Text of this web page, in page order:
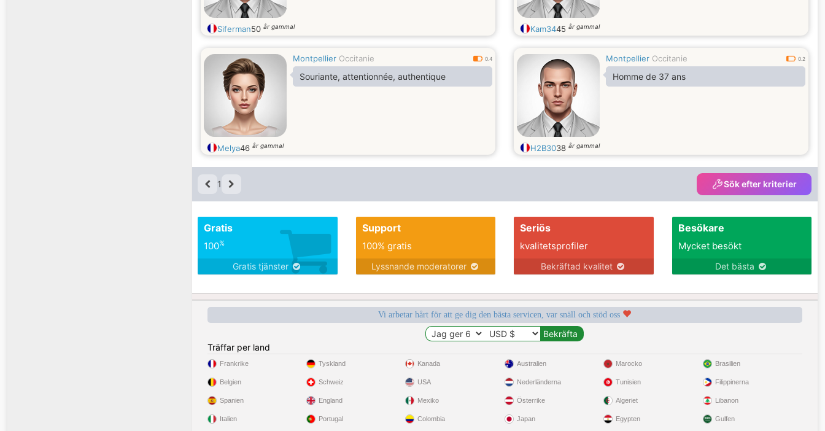
Siferman50 år gammal Kam3445 år gammal
Montpellier Occitanie 0.4
Souriante, attentionnée, authentique
Melya46 år gammal
Montpellier Occitanie 0.2
Homme de 37 ans
H2B3038 år gammal
1 Sök efter kriterier
Gratis
100%
Gratis tjänster
Support
100% gratis
Lyssnande moderatorer
Seriös
kvalitetsprofiler
Bekräftad kvalitet
Besökare
Mycket besökt
Det bästa
Vi arbetar hårt för att ge dig den bästa servicen, var snäll och stöd oss
Träffar per land
Frankrike
Belgien
Spanien
Italien
Tyskland
Schweiz
England
Portugal
Kanada
USA
Mexiko
Colombia
Australien
Nederländerna
Österrike
Japan
Marocko
Tunisien
Algeriet
Egypten
Brasilien
Filippinerna
Libanon
Gulfen